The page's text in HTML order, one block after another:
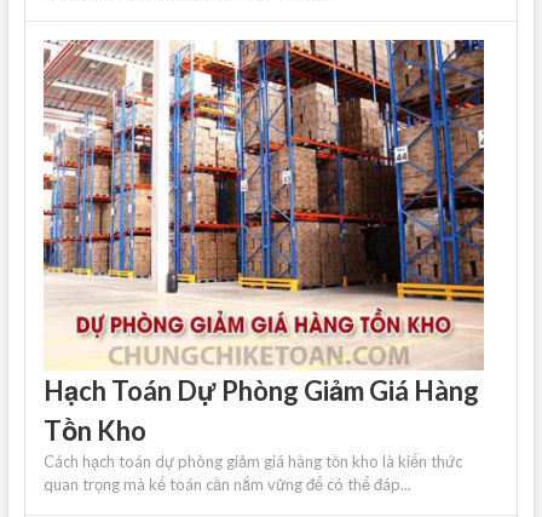
Hạch Toán Dự Phòng Giảm Giá Hàng
Tồn Kho
Cách hạch toán dự phòng giảm giá hàng tồn kho là kiến ​​thức
quan trọng mà kế toán cần nắm vững để có thể đáp...